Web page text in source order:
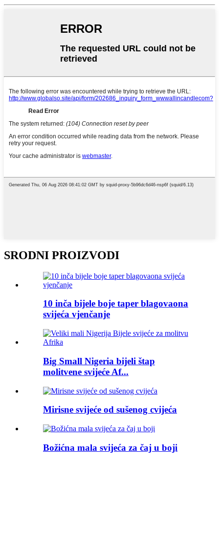
SRODNI PROIZVODI
10 inča bijele boje taper blagovaona
svijeća vjenčanje
Big Small Nigeria bijeli štap
molitvene svijeće Af...
Mirisne svijeće od sušenog cvijeća
Božićna mala svijeća za čaj u boji